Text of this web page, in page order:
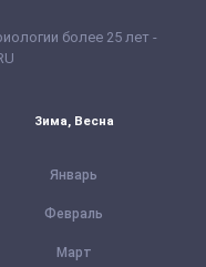
более 25 лет -
Зима, Весна
Январь
Февраль
Март